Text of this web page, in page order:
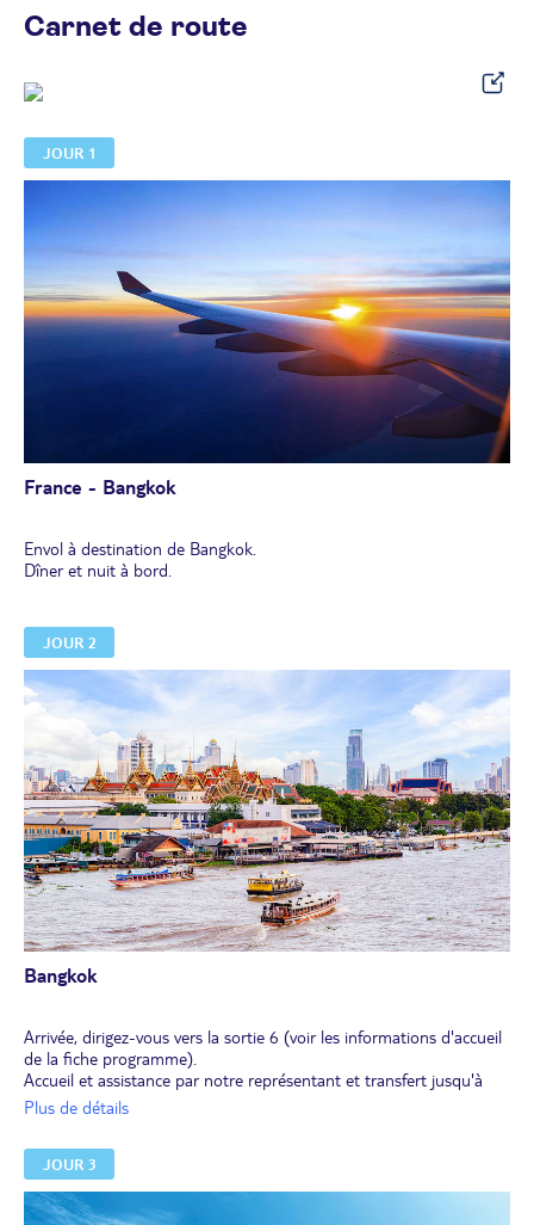
Carnet de route
JOUR 1
France - Bangkok
Envol à destination de Bangkok.
Dîner et nuit à bord.
JOUR 2
Bangkok
Arrivée, dirigez-vous vers la sortie 6 (voir les informations d'accueil
de la fiche programme).
Accueil et assistance par notre représentant et transfert jusqu'à
votre hôtel. Votre chambre sera disponible entre 12h30 et 14h.
quartier animé. La réception vous donnera un petit plan pour vous
orienter et trouver les points d'intérêt du quartier.
Nous vous conseillons de vous rendre à pied (10 min) au marché
"Asiatique", c'est son nom, qui regorge de commerces en tous
Plus de détails
JOUR 3